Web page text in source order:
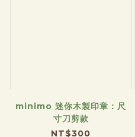
minimo 迷你木製印章：尺
寸刀剪款
NT$300